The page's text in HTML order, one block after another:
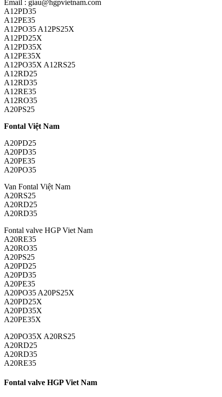
Email : giau@hgpvietnam.com
A12PD35
A12PE35
A12PO35 A12PS25X
A12PD25X
A12PD35X
A12PE35X
A12PO35X A12RS25
A12RD25
A12RD35
A12RE35
A12RO35
A20PS25
Fontal Việt Nam
A20PD25
A20PD35
A20PE35
A20PO35
Van Fontal Việt Nam
A20RS25
A20RD25
A20RD35
Fontal valve HGP Viet Nam
A20RE35
A20RO35
A20PS25
A20PD25
A20PD35
A20PE35
A20PO35 A20PS25X
A20PD25X
A20PD35X
A20PE35X
A20PO35X A20RS25
A20RD25
A20RD35
A20RE35
Fontal valve HGP Viet Nam